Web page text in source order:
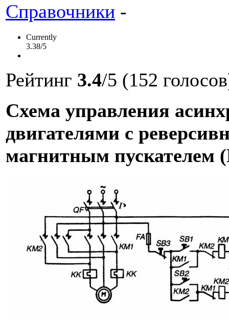
Справочники -
Currently
3.38/5
Рейтинг 3.4/5 (152
Схема управления
двигателями с
магнитным